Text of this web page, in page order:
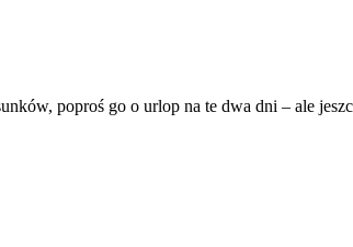
poproś go o urlop na te dwa dni – ale